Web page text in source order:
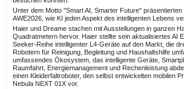
Unter dem Motto "Smart AI, Smarter Future"
AWE2026, wie KI jeden Aspekt des intelligenten Lebens
Haier und Dreame stachen mit Ausstellungen in ganzen
Quadratmetern hervor. Haier stellte sein aktualisiertes AI
Seeker-Reihe intelligenter L4-Geräte auf den Markt, die
Robotern für Reinigung, Begleitung und Haushaltshilfe
umfassendes Ökosystem, das intelligente Geräte,
Raumfahrt, Energiemanagement und Rechenleistung
einen Kleiderfaltroboter, den selbst entwickelten mobilen
Nebula NEXT 01X vor.